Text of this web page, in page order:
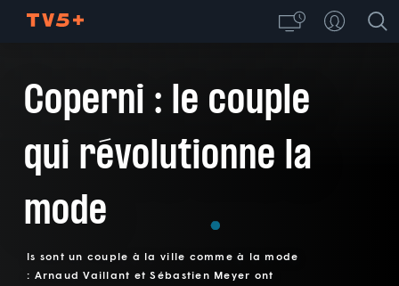
Coperni : le couple
qui révolutionne la
mode
ls sont un couple à la ville comme à la mode
: Arnaud Vaillant et Sébastien Meyer ont